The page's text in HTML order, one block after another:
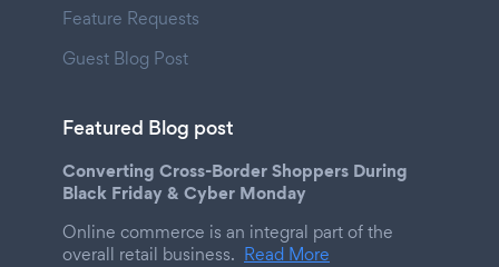
Feature Requests
Guest Blog Post
Featured Blog post
Converting Cross-Border Shoppers During
Black Friday & Cyber Monday
Online commerce is an integral part of the
overall retail business. Read More